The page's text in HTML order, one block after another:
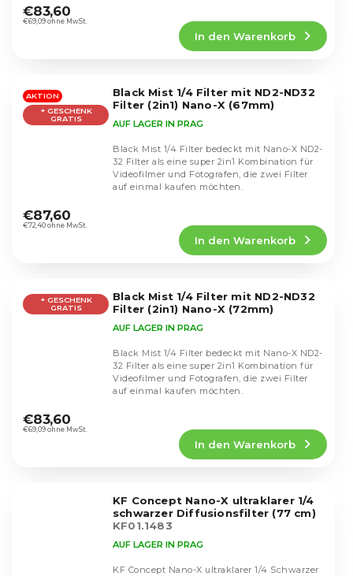
durchschnittliche
Produktbewertung
Sternen.
€69,09 ohne MwSt.
€83,60
In den Warenkorb
AKTION
+ GESCHENK
GRATIS
Black Mist 1/4 Filter mit ND2-ND32
Filter (2in1) Nano-X (67mm)
durchschnittliche
Produktbewertung
Sternen.
AUF LAGER IN PRAG
€72,40 ohne MwSt.
€87,60
In den Warenkorb
Black Mist 1/4 Filter bedeckt mit Nano-X ND2-
32 Filter als eine super 2in1 Kombination für
Videofilmer und Fotografen, die zwei Filter
auf einmal kaufen möchten.
+ GESCHENK
GRATIS
Black Mist 1/4 Filter mit ND2-ND32
Filter (2in1) Nano-X (72mm)
durchschnittliche
Produktbewertung
AUF LAGER IN PRAG
€69,09 ohne MwSt.
€83,60
In den Warenkorb
Black Mist 1/4 Filter bedeckt mit Nano-X ND2-
32 Filter als eine super 2in1 Kombination für
Videofilmer und Fotografen, die zwei Filter
auf einmal kaufen möchten.
KF Concept Nano-X ultraklarer 1/4
schwarzer Diffusionsfilter (77 cm)
KF01.1483
AUF LAGER IN PRAG
KF Concept Nano-X ultraklarer 1/4 Schwarzer